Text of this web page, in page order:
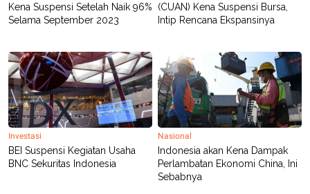
G
M
E
D
I
A
.
I
D
Kena Suspensi Setelah Naik 96%
Selama September 2023
(CUAN) Kena Suspensi Bursa,
Intip Rencana Ekspansinya
Investasi
BEI Suspensi Kegiatan Usaha
BNC Sekuritas Indonesia
Nasional
Indonesia akan Kena Dampak
Perlambatan Ekonomi China, Ini
Sebabnya